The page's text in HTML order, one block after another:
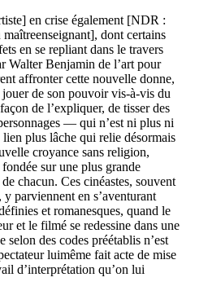
en crise également [NDR :
maîtreenseignant], dont certains
en se repliant dans le travers
Walter Benjamin de l’art pour
affronter cette nouvelle donne,
de son pouvoir vis-à-vis du
de l’expliquer, de tisser des
— qui n’est ni plus ni
plus lâche qui relie désormais
croyance sans religion,
sur une plus grande
chacun. Ces cinéastes, souvent
y parviennent en s’aventurant
et romanesques, quand le
et le filmé se redessine dans une
selon des codes préétablis n’est
luimême fait acte de mise
d’interprétation qu’on lui